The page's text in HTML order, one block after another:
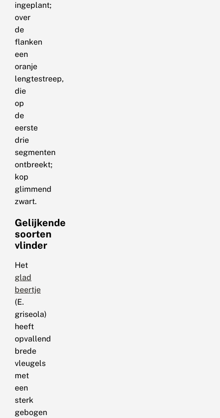
ingeplant;
over
de
flanken
een
oranje
lengtestreep,
die
op
de
eerste
drie
segmenten
ontbreekt;
kop
glimmend
zwart.
Gelijkende
soorten
vlinder
Het
glad
beertje
(E.
griseola)
heeft
opvallend
brede
vleugels
met
een
sterk
gebogen